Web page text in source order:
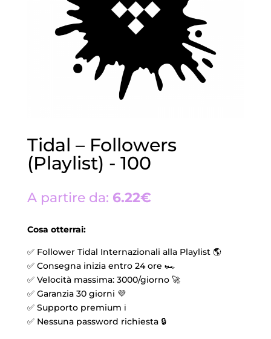
Tidal – Followers
(Playlist) - 100
A partire da: 6.22€
Cosa otterrai:
✅ Follower Tidal Internazionali alla Playlist 🌎
✅ Consegna inizia entro 24 ore 🏎️
✅ Velocità massima: 3000/giorno 🚀
✅ Garanzia 30 giorni 💜
✅ Supporto premium ℹ️
✅ Nessuna password richiesta 🔒